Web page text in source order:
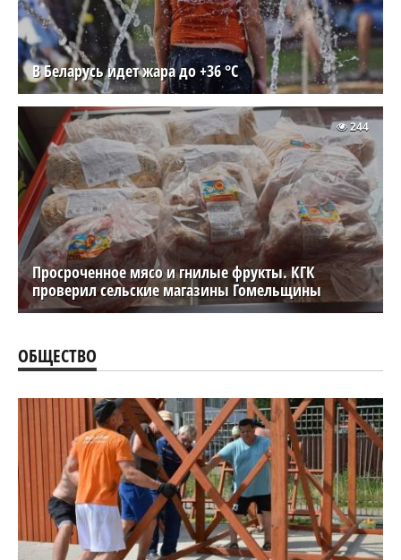
В Беларусь идет жара до +36 °C
Просроченное мясо и гнилые фрукты. КГК
проверил сельские магазины Гомельщины
244
ОБЩЕСТВО